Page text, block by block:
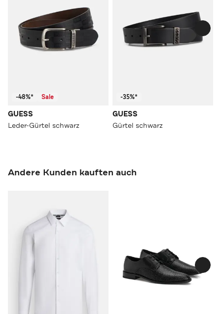
-48%* Sale
GUESS
Leder-Gürtel schwarz
-35%*
GUESS
Gürtel schwarz
Andere Kunden kauften auch